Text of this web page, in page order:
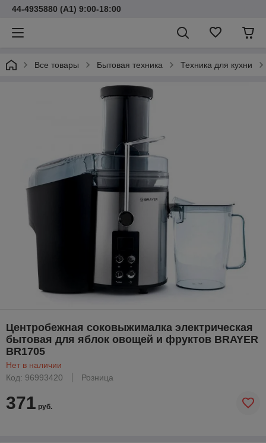
44-4935880 (A1) 9:00-18:00
Все товары Бытовая техника Техника для кухни
Центробежная соковыжималка электрическая
бытовая для яблок овощей и фруктов BRAYER
BR1705
Нет в наличии
Код: 96993420
Розница
371 руб.